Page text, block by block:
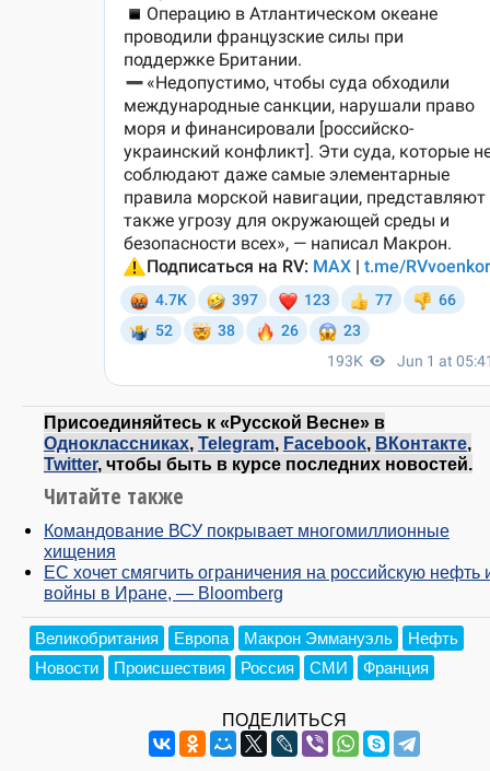
Присоединяйтесь к «Русской Весне» в
Одноклассниках, Telegram, Facebook, ВКонтакте,
Twitter, чтобы быть в курсе последних новостей.
Читайте также
Командование ВСУ покрывает многомиллионные
хищения
ЕС хочет смягчить ограничения на российскую нефть
войны в Иране, — Bloomberg
Великобритания Европа Макрон Эммануэль
Нефть
Новости
Происшествия Россия СМИ Франция
ПОДЕЛИТЬСЯ